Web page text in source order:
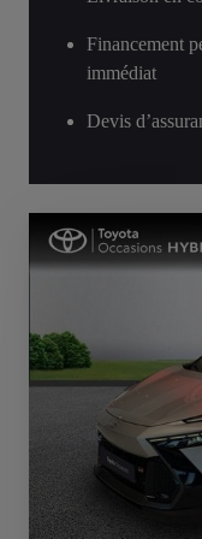
Financement
immédiat
Devis